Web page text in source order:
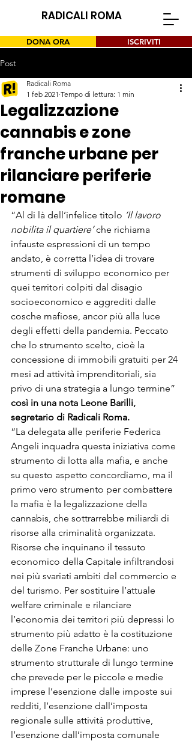
RADICALI ROMA
DONA ORA ISCRIVITI
Post
Legalizzazione
cannabis e zone
franche urbane per
rilanciare periferie
romane
Radicali Roma
1 feb 2021 Tempo di lettura: 1 min
“Al di là dell’infelice titolo ‘Il lavoro
nobilita il quartiere’ che richiama
infauste espressioni di un tempo
andato, è corretta l’idea di trovare
strumenti di sviluppo economico per
quei territori colpiti dal disagio
socioeconomico e aggrediti dalle
cosche mafiose, ancor più alla luce
degli effetti della pandemia. Peccato
che lo strumento scelto, cioè la
concessione di immobili gratuiti per 24
mesi ad attività imprenditoriali, sia
privo di una strategia a lungo termine”
così in una nota Leone Barilli,
segretario di Radicali Roma.
“La delegata alle periferie Federica
Angeli inquadra questa iniziativa come
strumento di lotta alla mafia, e anche
su questo aspetto concordiamo, ma il
primo vero strumento per combattere
la mafia è la legalizzazione della
cannabis, che sottrarrebbe miliardi di
risorse alla criminalità organizzata.
Risorse che inquinano il tessuto
economico della Capitale infiltrandosi
nei più svariati ambiti del commercio e
del turismo. Per sostituire l’attuale
welfare criminale e rilanciare
l’economia dei territori più depressi lo
strumento più adatto è la costituzione
delle Zone Franche Urbane: uno
strumento strutturale di lungo termine
che prevede per le piccole e medie
imprese l’esenzione dalle imposte sui
redditi, l’esenzione dall’imposta
regionale sulle attività produttive,
l’esenzione dall’imposta comunale